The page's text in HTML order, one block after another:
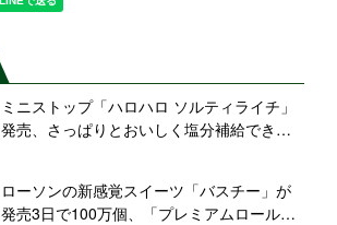
ミニストップ「ハロハロ ソルティライチ」
発売、さっぱりとおいしく塩分補給できる
ローソンの新感覚スイーツ「バスチー」が
発売3日で100万個、「プレミアムロールケ